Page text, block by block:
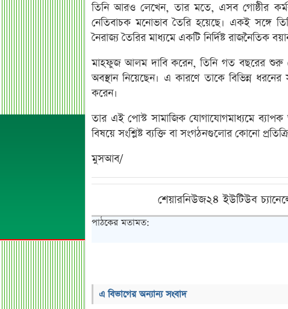
তিনি আরও লেখেন, তার মতে, এসব গোষ্ঠীর
নেতিবাচক মনোভাব তৈরি হয়েছে। একই সঙ্গে
নৈরাজ্য তৈরির মাধ্যমে একটি নির্দিষ্ট রাজনৈতিক
মাহফুজ আলম দাবি করেন, তিনি গত বছরের শুরু
অবস্থান নিয়েছেন। এ কারণে তাকে বিভিন্ন
করেন।
তার এই পোস্ট সামাজিক যোগাযোগমাধ্যমে
বিষয়ে সংশ্লিষ্ট ব্যক্তি বা সংগঠনগুলোর কোনো
মুসআব/
শেয়ারনিউজ২৪ ইউটিউব
পাঠকের মতামত:
এ বিভাগের অন্যান্য সংবাদ